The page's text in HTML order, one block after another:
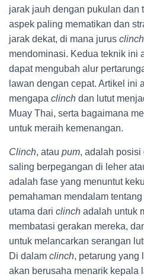
jarak jauh dengan pukulan dan
aspek paling mematikan dan
jarak dekat, di mana jurus clinch
mendominasi. Kedua teknik ini
dapat mengubah alur
lawan dengan cepat. Artikel ini
mengapa clinch dan lutut
Muay Thai, serta bagaimana
untuk meraih kemenangan.
Clinch, atau pum, adalah posisi
saling berpegangan di leher
adalah fase yang menuntut
pemahaman mendalam
utama dari clinch adalah untuk
membatasi gerakan mereka,
untuk melancarkan serangan
Di dalam clinch, petarung yang
akan berusaha menarik kepala